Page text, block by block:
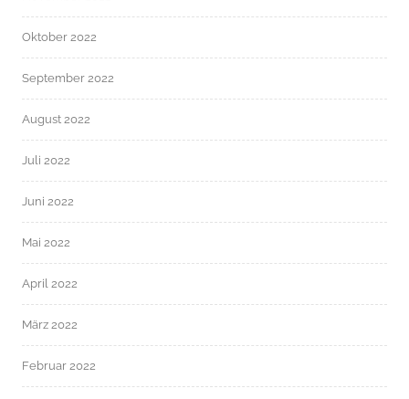
Oktober 2022
September 2022
August 2022
Juli 2022
Juni 2022
Mai 2022
April 2022
März 2022
Februar 2022